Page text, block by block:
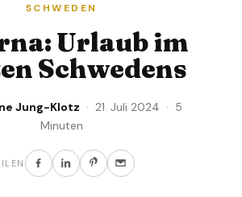
SCHWEDEN
Urlaub im
Schwedens
Jung-Klotz · 21. Juli 2024 · 5
Minuten